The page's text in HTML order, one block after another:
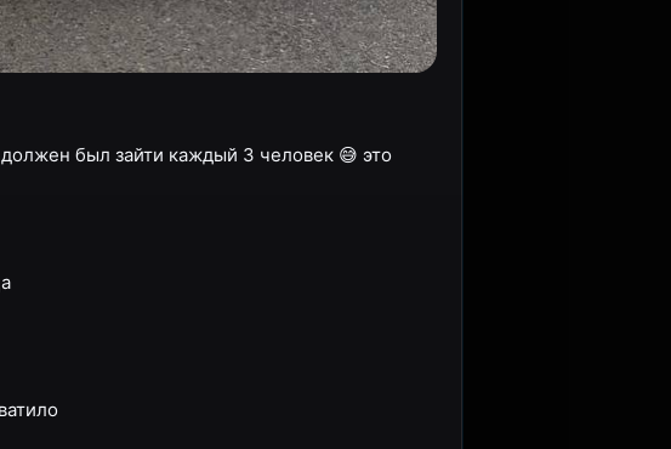
был зайти каждый 3 человек 😅 это